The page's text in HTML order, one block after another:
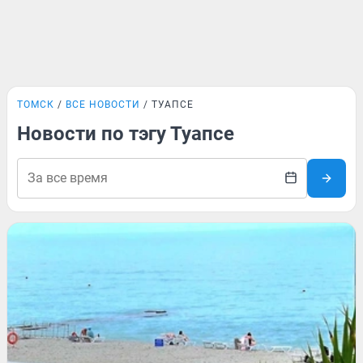
ТОМСК ВСЕ НОВОСТИ ТУАПСЕ
Новости по тэгу Туапсе